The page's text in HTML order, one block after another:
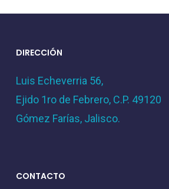
DIRECCIÓN
Luis Echeverria 56,
Ejido 1ro de Febrero, C.P. 49120
Gómez Farías, Jalisco.
CONTACTO